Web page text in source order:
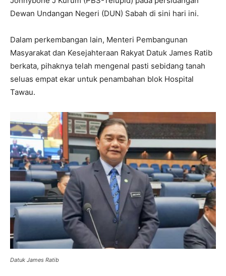
Dewan Undangan Negeri (DUN) Sabah di sini hari ini.
Dalam perkembangan lain, Menteri Pembangunan
Masyarakat dan Kesejahteraan Rakyat Datuk James Ratib
berkata, pihaknya telah mengenal pasti sebidang tanah
seluas empat ekar untuk penambahan blok Hospital
Tawau.
Datuk James Ratib